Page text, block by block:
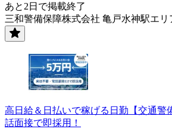
あと2日で掲載終了
三和警備保障株式会社 亀戸水神駅エリ
高日給＆日払いで稼げる日勤【交通警
話面接で即採用！